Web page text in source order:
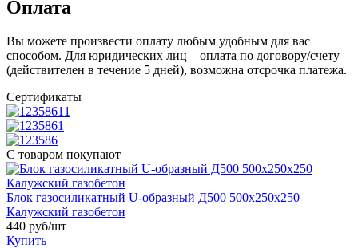
Оплата
Вы можете произвести оплату любым удобным для вас
способом. Для юридических лиц – оплата по договору/счету
(действителен в течение 5 дней), возможна отсрочка платежа.
Сертификаты
С товаром покупают
Блок газосиликатный U-образный Д500 500х250х250
Калужский газобетон
440 руб/шт
Купить